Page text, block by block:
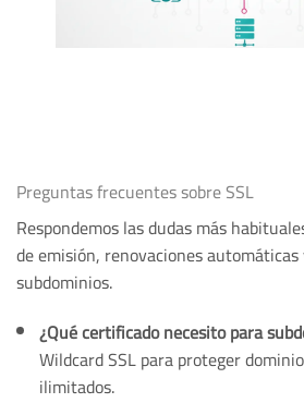
Preguntas frecuentes sobre SSL
Respondemos las dudas más
de emisión, renovaciones
subdominios.
¿Qué certificado necesito para
Wildcard SSL para proteger
ilimitados.